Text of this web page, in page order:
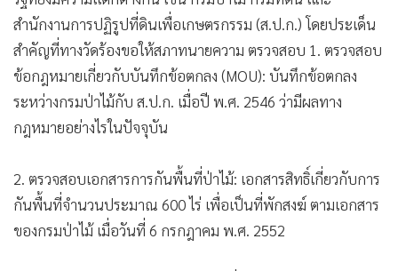
สำนักงานการปฏิรูปที่ดินเพื่อเกษตรกรรม (ส.ป.ก.) โดยประเด็น
สำคัญที่ทางวัดร้องขอให้สภาทนายความ ตรวจสอบ 1. ตรวจสอบ
ข้อกฎหมายเกี่ยวกับบันทึกข้อตกลง (MOU): บันทึกข้อตกลง
ระหว่างกรมป่าไม้กับ ส.ป.ก. เมื่อปี พ.ศ. 2546 ว่ามีผลทาง
กฎหมายอย่างไรในปัจจุบัน
2. ตรวจสอบเอกสารการกันพื้นที่ป่าไม้: เอกสารสิทธิ์เกี่ยวกับการ
กันพื้นที่จำนวนประมาณ 600 ไร่ เพื่อเป็นที่พักสงฆ์ ตามเอกสาร
ของกรมป่าไม้ เมื่อวันที่ 6 กรกฎาคม พ.ศ. 2552